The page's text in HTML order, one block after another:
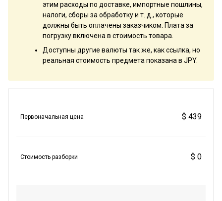
этим расходы по доставке, импортные пошлины,
налоги, сборы за обработку и т. д., которые
должны быть оплачены заказчиком. Плата за
погрузку включена в стоимость товара.
Доступны другие валюты так же, как ссылка, но
реальная стоимость предмета показана в JPY.
Первоначальная цена $ 439
Стоимость разборки $ 0